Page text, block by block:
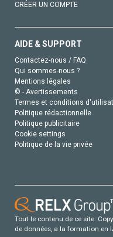
CRÉER UN COMPTE
AIDE & SUPPORT
Contactez-nous / FAQ
Qui sommes-nous ?
Mentions légales
© - Avertissements
Termes et conditions
Politique rédactionnelle
Politique publicitaire
Cookie settings
Politique de la vie privée
Tout le contenu de ce site:
de données, a la formation en